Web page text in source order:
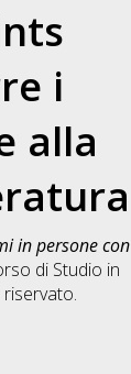
i
alla
in persone con
di Studio in